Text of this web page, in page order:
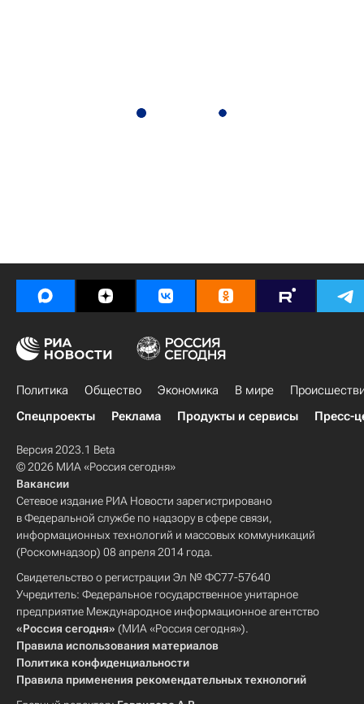
Политика Общество Экономика В мире
Спецпроекты
Реклама Продукты и сервисы Пресс-
Версия 2023.1 Beta
© 2026 МИА «Россия сегодня»
Вакансии
Сетевое издание РИА Новости зарегистрировано
в Федеральной службе по надзору в сфере связи,
информационных технологий и массовых коммуникаций
(Роскомнадзор) 08 апреля 2014 года.
Свидетельство о регистрации Эл № ФС77-57640
Учредитель: Федеральное государственное унитарное
предприятие Международное информационное агентство
«Россия сегодня» (МИА «Россия сегодня»).
Правила использования материалов
Политика конфиденциальности
Правила применения рекомендательных технологий